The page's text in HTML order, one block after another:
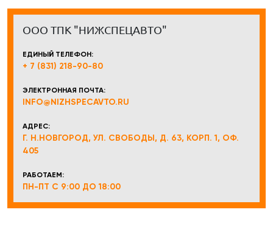
ООО ТПК "НИЖСПЕЦАВТО"
ЕДИНЫЙ ТЕЛЕФОН:
+ 7 (831) 218-90-80
ЭЛЕКТРОННАЯ ПОЧТА:
INFO@NIZHSPECAVTO.RU
АДРЕС:
Г. Н.НОВГОРОД, УЛ. СВОБОДЫ, Д. 63, КОРП. 1, ОФ.
405
РАБОТАЕМ:
ПН-ПТ С 9:00 ДО 18:00